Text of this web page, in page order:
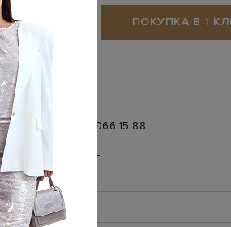
ПОКУПКА В 1
+ 7 996 066 15 88
в
до 21:00)
ИЗДЕЛИИ